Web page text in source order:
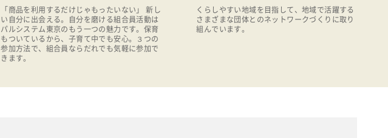
「商品を利用するだけじゃもったいない」 新し
い自分に出会える。自分を磨ける組合員活動は
パルシステム東京のもう一つの魅力です。保育
もついているから、子育て中でも安心。３つの
参加方法で、組合員ならだれでも気軽に参加で
きます。
くらしやすい地域を目指して、地域で活躍する
さまざまな団体とのネットワークづくりに取り
組んでいます。